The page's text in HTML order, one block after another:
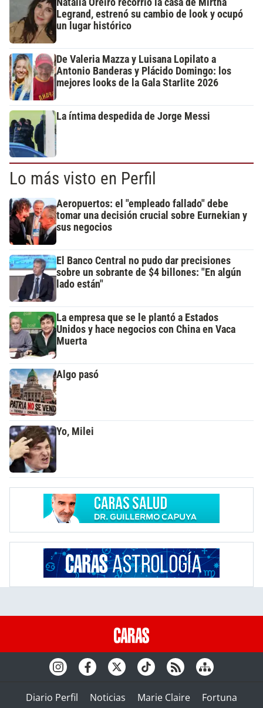
Natalia Oreiro recorrió la casa de Mirtha
Legrand, estrenó su cambio de look y ocupó
un lugar histórico
De Valeria Mazza y Luisana Lopilato a
Antonio Banderas y Plácido Domingo: los
mejores looks de la Gala Starlite 2026
La íntima despedida de Jorge Messi
Lo más visto en Perfil
Aeropuertos: el "empleado fallado" debe
tomar una decisión crucial sobre Eurnekian y
sus negocios
El Banco Central no pudo dar precisiones
sobre un sobrante de $4 billones: "En algún
lado están"
La empresa que se le plantó a Estados
Unidos y hace negocios con China en Vaca
Muerta
Algo pasó
Yo, Milei
Diario Perfil Noticias Marie Claire Fortuna